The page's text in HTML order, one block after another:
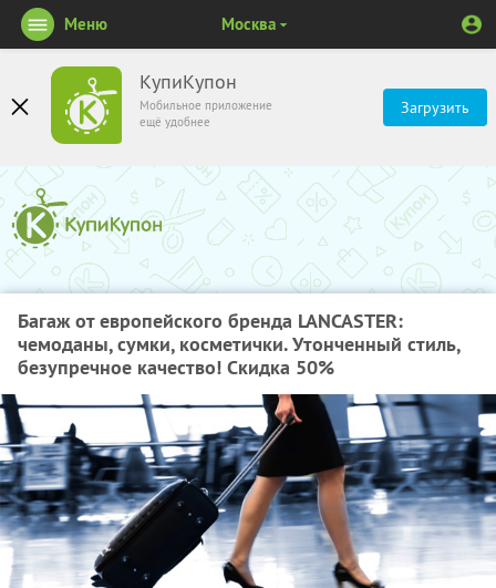
КупиКупон
Мобильное приложение
ещё удобнее
Загрузить
Меню Москва
Багаж от европейского бренда LANCASTER:
чемоданы, сумки, косметички. Утонченный стиль,
безупречное качество! Скидка 50%